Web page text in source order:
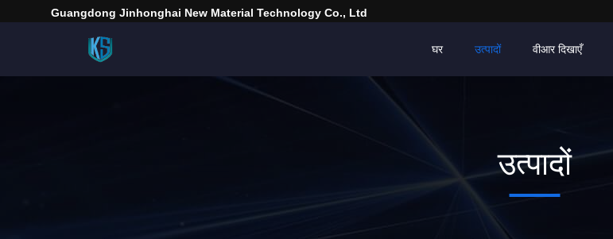
Guangdong Jinhonghai New Material Technology Co., Ltd
घर उत्पादों वीआर दिखाएँ
उत्पादों